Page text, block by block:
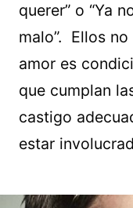
querer” o “Ya
malo”. Ellos
amor es
que cumplan
castigo
estar